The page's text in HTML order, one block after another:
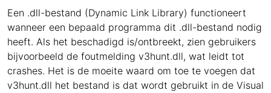
Een .dll-bestand (Dynamic Link Library) functioneert
wanneer een bepaald programma dit .dll-bestand nodig
heeft. Als het beschadigd is/ontbreekt, zien gebruikers
bijvoorbeeld de foutmelding v3hunt.dll, wat leidt tot
crashes. Het is de moeite waard om toe te voegen dat
v3hunt.dll het bestand is dat wordt gebruikt in de Visual